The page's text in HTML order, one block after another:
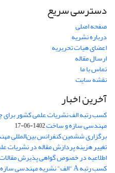
دسترسی سریع
صفحه اصلی
درباره نشریه
اعضای هیات تحریریه
ارسال مقاله
تماس با ما
نقشه سایت
آخرین اخبار
کسب رتبه الف نشریات علمی کشور برای
مهندسی سازه و ساخت1402-06-17
برگزاری ششمین کنفرانس بین‌المللی
تغییر هزینه پردازش مقاله در نشریات
اطلاعیه در خصوص گواهی پذیرش
کسب رتبه A "الف" نشریه مهندسی سازه و ساخت